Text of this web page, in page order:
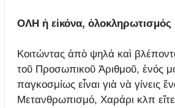
ΟΛΗ ἡ εἰκόνα,
Κοιτώντας ἀπὸ ψηλά καὶ
τοῦ Προσωπικοῦ Ἀριθμοῦ, ἑνός
παγκοσμίως εἶναι γιὰ νὰ γίνεις
Μετανθρωπισμό, Χαράρι κλπ